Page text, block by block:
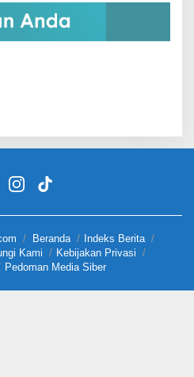
Beranda
Indeks Berita
Kami
Kebijakan Privasi
Pedoman Media Siber